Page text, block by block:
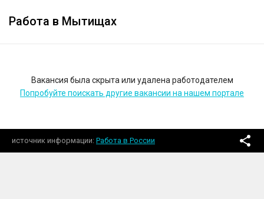
Работа в Мытищах
Вакансия была скрыта или удалена работодателем
Попробуйте поискать другие вакансии на нашем портале
источник информации Работа в России